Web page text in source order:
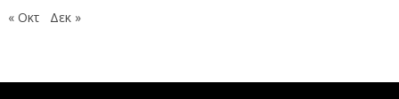
« Οκτ Δεκ »